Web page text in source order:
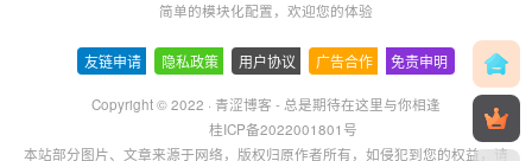
简单的模块化配置，欢迎您的体验
友链申请 隐私政策 用户协议 广告合作 免责申明
Copyright © 2022 · 青涩博客 - 总是期待在这里与你相逢
桂ICP备2022001801号
本站部分图片、文章来源于网络，版权归原作者所有，如侵犯到您的权益，请